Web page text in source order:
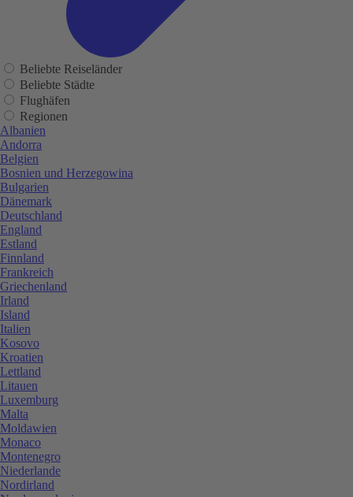
Beliebte Reiseländer
Beliebte Städte
Flughäfen
Regionen
Albanien
Andorra
Belgien
Bosnien und Herzegowina
Bulgarien
Dänemark
Deutschland
England
Estland
Finnland
Frankreich
Griechenland
Irland
Island
Italien
Kosovo
Kroatien
Lettland
Litauen
Luxemburg
Malta
Moldawien
Monaco
Montenegro
Niederlande
Nordirland